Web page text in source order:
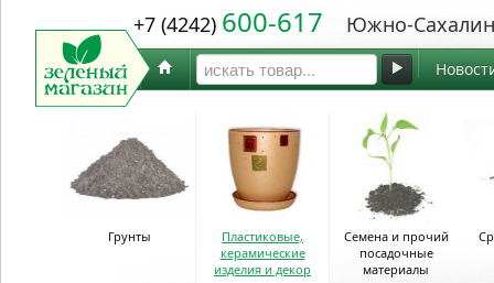
+7 (4242) 600-617 Южно-
Грунты
Пластиковые,
керамические
изделия и декор
Семена и прочий
посадочные
материалы